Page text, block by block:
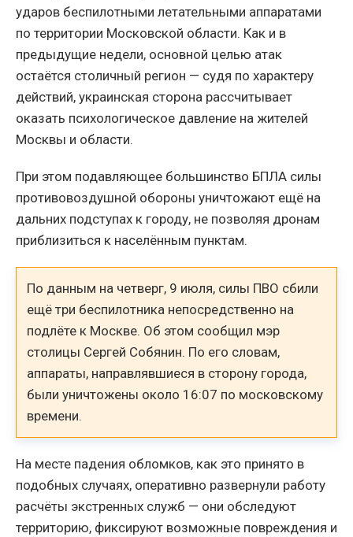
ударов беспилотными летательными аппаратами
по территории Московской области. Как и в
предыдущие недели, основной целью атак
остаётся столичный регион — судя по характеру
действий, украинская сторона рассчитывает
оказать психологическое давление на жителей
Москвы и области.
При этом подавляющее большинство БПЛА силы
противовоздушной обороны уничтожают ещё на
дальних подступах к городу, не позволяя дронам
приблизиться к населённым пунктам.
По данным на четверг, 9 июля, силы ПВО сбили
ещё три беспилотника непосредственно на
подлёте к Москве. Об этом сообщил мэр
столицы Сергей Собянин. По его словам,
аппараты, направлявшиеся в сторону города,
были уничтожены около 16:07 по московскому
времени.
На месте падения обломков, как это принято в
подобных случаях, оперативно развернули работу
расчёты экстренных служб — они обследуют
территорию, фиксируют возможные повреждения и